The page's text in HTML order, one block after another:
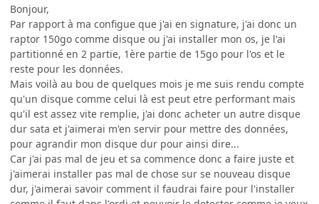
Bonjour,
Par rapport à ma configue que j'ai en signature, j'ai donc un
raptor 150go comme disque ou j'ai installer mon os, je l'ai
partitionné en 2 partie, 1ère partie de 15go pour l'os et le
reste pour les données.
Mais voilà au bou de quelques mois je me suis rendu compte
qu'un disque comme celui là est peut etre performant mais
qu'il est assez vite remplie, j'ai donc acheter un autre disque
dur sata et j'aimerai m'en servir pour mettre des données,
pour agrandir mon disque dur pour ainsi dire...
Car j'ai pas mal de jeu et sa commence donc a faire juste et
j'aimerai installer pas mal de chose sur se nouveau disque
dur, j'aimerai savoir comment il faudrai faire pour l'installer